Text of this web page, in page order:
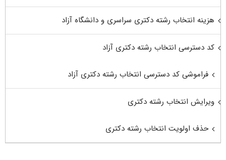
هزینه انتخاب رشته دکتری سراسری و دانشگاه آزاد
کد دسترسی انتخاب رشته دکتری آزاد
فراموشی کد دسترسی انتخاب رشته دکتری آزاد
ویرایش انتخاب رشته دکتری
حذف اولویت انتخاب رشته دکتری